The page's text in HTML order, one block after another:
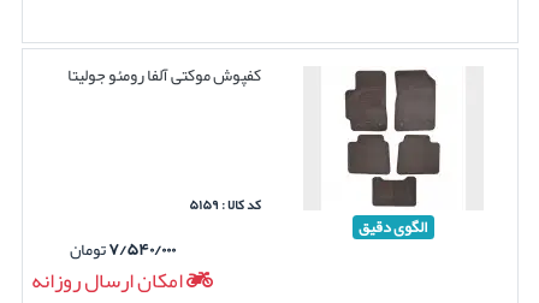
الگوی دقیق
کفپوش موکتی آلفا رومئو جولیتا
کد کالا : ۵۱۵۹
۷/۵۴۰/۰۰۰تومان
امکان ارسال روزانه